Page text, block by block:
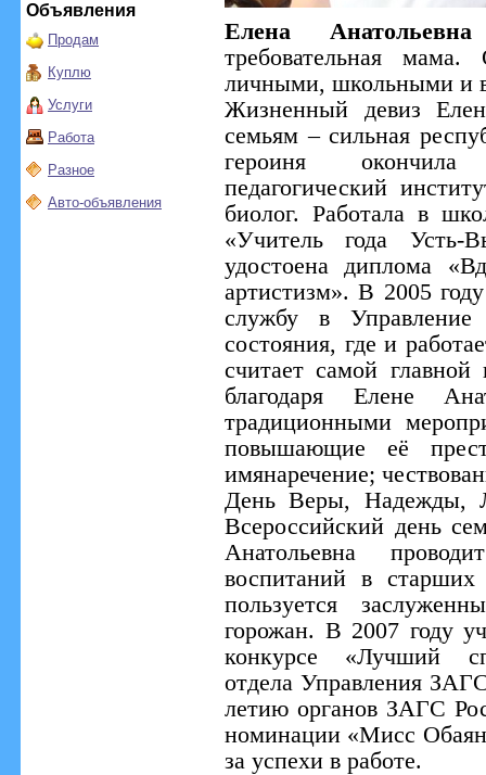
Объявления
Продам
Куплю
Услуги
Работа
Разное
Авто-объявления
Елена
требовательная
личными, школьными и
Жизненный девиз
семьям – сильная
героиня окончила
педагогический
биолог. Работала в
«Учитель года Усть-
удостоена диплома
артистизм». В 2005
службу в Управление
состояния, где и
считает самой
благодаря Елене
традиционными
повышающие её
имянаречение;
День Веры, Надежды,
Всероссийский день
Анатольевна
воспитаний в
пользуется
горожан. В 2007 году
конкурсе «Лучший
отдела Управления
летию органов ЗАГС
номинации «Мисс
за успехи в работе.